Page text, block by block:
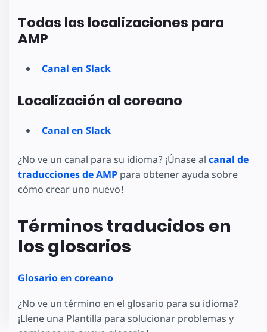
Todas las localizaciones para
AMP
Canal en Slack
Localización al coreano
Canal en Slack
¿No ve un canal para su idioma? ¡Únase al canal de
traducciones de AMP para obtener ayuda sobre
cómo crear uno nuevo!
Términos traducidos en
los glosarios
Glosario en coreano
¿No ve un término en el glosario para su idioma?
¡Llene una Plantilla para solucionar problemas y